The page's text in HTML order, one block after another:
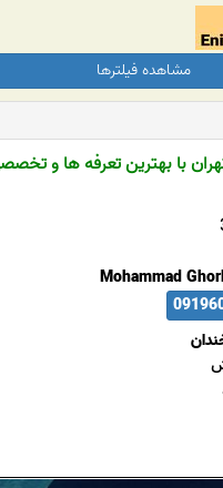
مشاهده فیلترها
با بهترین تعرفه ها و
Mohammad